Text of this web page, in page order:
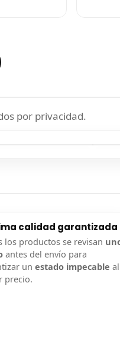
por privacidad.
calidad garantizada
los productos se revisan
antes del envío para
un estado impecable al
precio.